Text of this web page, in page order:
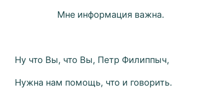
Мне информация важна.
Ну что Вы, что Вы, Петр Филиппыч,
Нужна нам помощь, что и говорить.